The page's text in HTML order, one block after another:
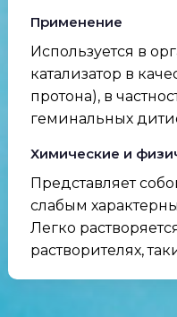
Применение
Используется в
катализатор в
протона), в
геминальных
Химические и
Представляет
слабым
Легко
растворителях,